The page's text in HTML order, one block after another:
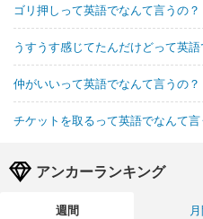
ゴリ押しって英語でなんて言うの？
うすうす感じてたんだけどって英
仲がいいって英語でなんて言うの？
チケットを取るって英語でなんて言
アンカーランキング
週間